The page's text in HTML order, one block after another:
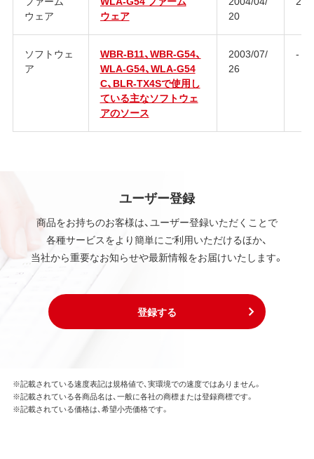
ウェア
ウェア
20
ソフトウェ
ア
WBR-B11、WBR-G54、
WLA-G54、WLA-G54
C、BLR-TX4Sで使用し
ている主なソフトウェ
アのソース
2003/07/
26
-
ユーザー登録
商品をお持ちのお客様は、ユーザー登録いただくことで
各種サービスをより簡単にご利用いただけるほか、
当社から重要なお知らせや最新情報をお届けいたします。
登録する
※記載されている速度表記は規格値で、実環境での速度ではありません。
※記載されている各商品名は、一般に各社の商標または登録商標です。
※記載されている価格は、希望小売価格です。